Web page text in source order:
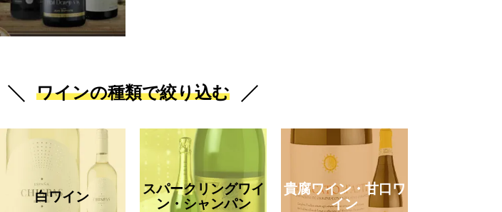
ワインの種類で絞り込む
白ワイン
スパークリングワイ
ン・シャンパン
貴腐ワイン・甘口ワ
イン